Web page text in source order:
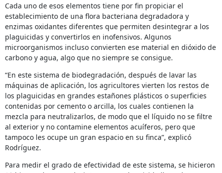
Cada uno de esos elementos tiene por fin propiciar el
establecimiento de una flora bacteriana degradadora y
enzimas oxidantes diferentes que permiten desintegrar a los
plaguicidas y convertirlos en inofensivos. Algunos
microorganismos incluso convierten ese material en dióxido de
carbono y agua, algo que no siempre se consigue.
“En este sistema de biodegradación, después de lavar las
máquinas de aplicación, los agricultores vierten los restos de
los plaguicidas en grandes estañones plásticos o superficies
contenidas por cemento o arcilla, los cuales contienen la
mezcla para neutralizarlos, de modo que el líquido no se filtre
al exterior y no contamine elementos acuíferos, pero que
tampoco les ocupe un gran espacio en su finca”, explicó
Rodríguez.
Para medir el grado de efectividad de este sistema, se hicieron